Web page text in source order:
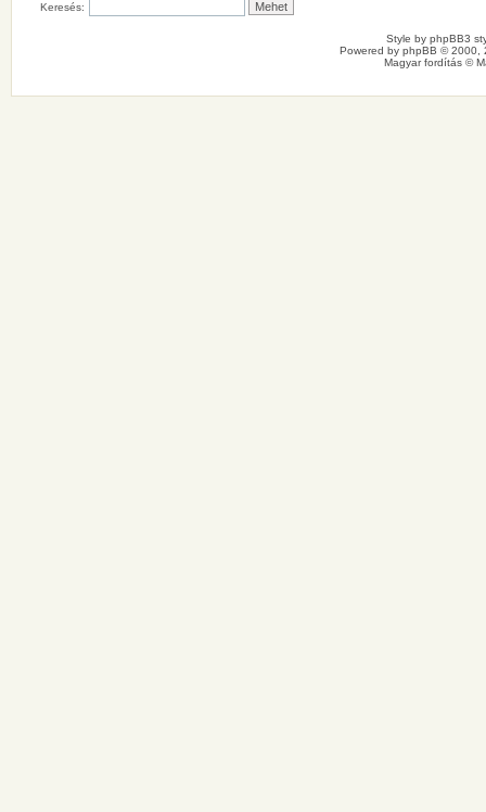
Keresés:
Style by phpBB3
Powered by phpBB © 2000,
Magyar fordítás ©